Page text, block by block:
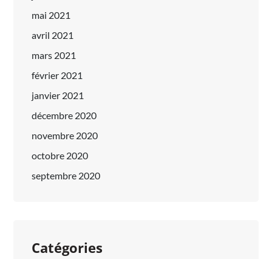
mai 2021
avril 2021
mars 2021
février 2021
janvier 2021
décembre 2020
novembre 2020
octobre 2020
septembre 2020
Catégories